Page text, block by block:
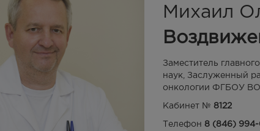
Михаил
Заместитель
наук, Заслуженный
онкологии ФГБОУ
Кабинет № 8122
Телефон 8 (846)